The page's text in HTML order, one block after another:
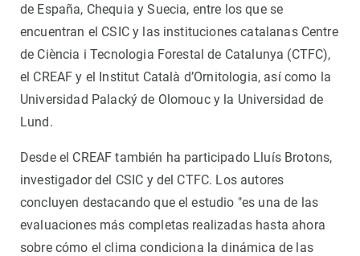
de España, Chequia y Suecia, entre los que se
encuentran el CSIC y las instituciones catalanas Centre
de Ciència i Tecnologia Forestal de Catalunya (CTFC),
el CREAF y el Institut Català d’Ornitologia, así como la
Universidad Palacký de Olomouc y la Universidad de
Lund.
Desde el CREAF también ha participado Lluís Brotons,
investigador del CSIC y del CTFC. Los autores
concluyen destacando que el estudio "es una de las
evaluaciones más completas realizadas hasta ahora
sobre cómo el clima condiciona la dinámica de las